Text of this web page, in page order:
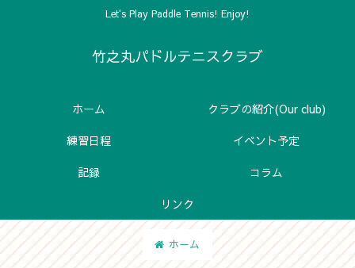
Let's Play Paddle Tennis! Enjoy!
竹之丸パドルテニスクラブ
ホーム
クラブの紹介(Our club)
練習日程
イベント予定
記録
コラム
リンク
ホーム